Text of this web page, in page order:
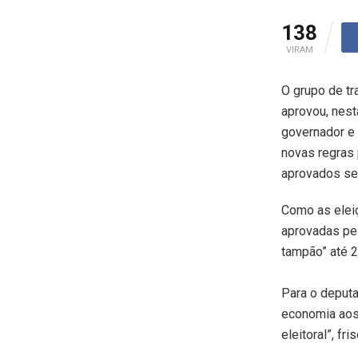
138
VIRAM
O grupo de
aprovou,
governador
novas regras
aprovados
Como as
aprovadas
tampão” até
Para o
economia
eleitoral”,